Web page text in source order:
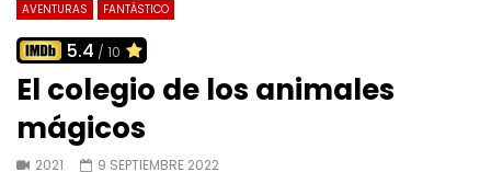
AVENTURAS FANTÁSTICO
5.4 / 10
El colegio de los animales
mágicos
2021 9 SEPTIEMBRE 2022